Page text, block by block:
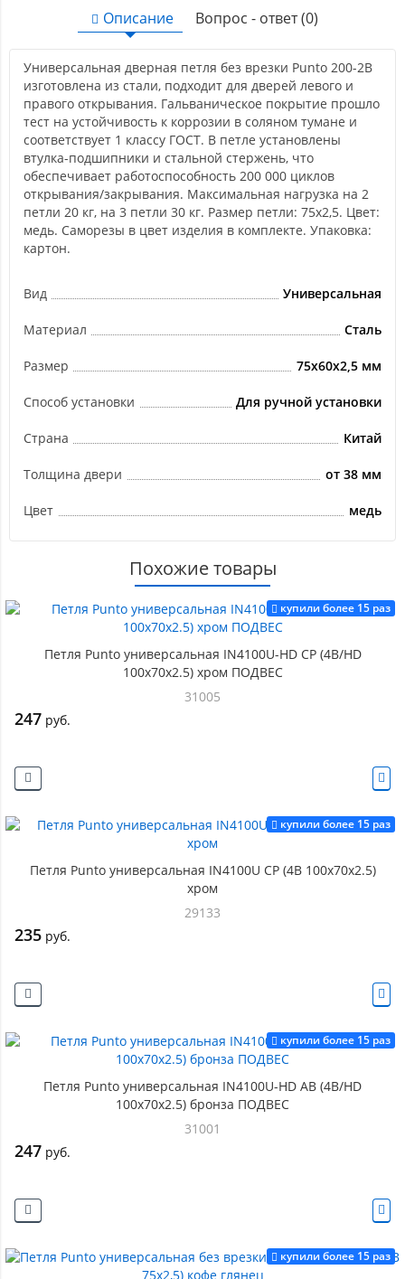
Описание Вопрос - ответ (0)
Универсальная дверная петля без врезки Punto 200-2B
изготовлена из стали, подходит для дверей левого и
правого открывания. Гальваническое покрытие прошло
тест на устойчивость к коррозии в соляном тумане и
соответствует 1 классу ГОСТ. В петле установлены
втулка-подшипники и стальной стержень, что
обеспечивает работоспособность 200 000 циклов
открывания/закрывания. Максимальная нагрузка на 2
петли 20 кг, на 3 петли 30 кг. Размер петли: 75x2,5. Цвет:
медь. Саморезы в цвет изделия в комплекте. Упаковка:
картон.
Вид Универсальная
Материал Сталь
Размер 75x60x2,5 мм
Способ установки Для ручной установки
Страна Китай
Толщина двери от 38 мм
Цвет медь
Похожие товары
купили более 15 раз
Петля Punto универсальная IN4100U-HD CP (4B/HD
100х70х2.5) хром ПОДВЕС
31005
247 руб.
купили более 15 раз
Петля Punto универсальная IN4100U CP (4B 100х70х2.5)
хром
29133
235 руб.
купили более 15 раз
Петля Punto универсальная IN4100U-HD AB (4B/HD
100х70х2.5) бронза ПОДВЕС
31001
247 руб.
купили более 15 раз